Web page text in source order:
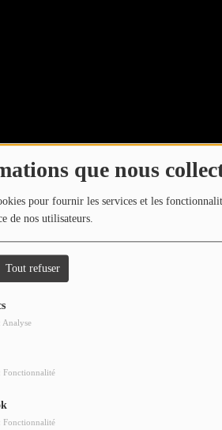
que nous
pour fournir les services et les
de nos utilisateurs.
Tout refuser
Analyse
Fonctionnalité
Fonctionnalité
de Roman Doduik, à l’occasion du
de soirée.
sur les réseaux sociaux et son